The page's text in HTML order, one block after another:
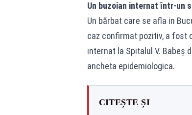
Un buzoian internat într-un
Un bărbat care se afla in
caz confirmat pozitiv, a fost
internat la Spitalul V. Babeș
ancheta epidemiologica.
CITEȘTE ȘI